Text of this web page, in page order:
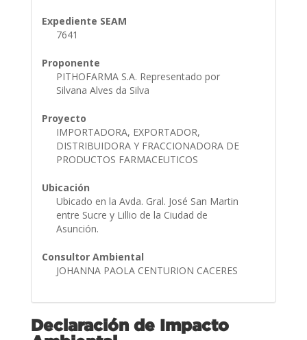
Expediente SEAM
7641
Proponente
PITHOFARMA S.A. Representado por
Silvana Alves da Silva
Proyecto
IMPORTADORA, EXPORTADOR,
DISTRIBUIDORA Y FRACCIONADORA DE
PRODUCTOS FARMACEUTICOS
Ubicación
Ubicado en la Avda. Gral. José San Martin
entre Sucre y Lillio de la Ciudad de
Asunción.
Consultor Ambiental
JOHANNA PAOLA CENTURION CACERES
Declaración de Impacto